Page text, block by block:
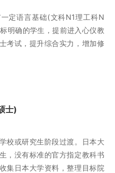
定语言基础(文科N1理工科N
明确的学生，提前进入心仪教
考试，提升综合实力，增加修
士)
校或研究生阶段过渡。日本大
，没有标准的官方指定教科书
集日本大学资料，整理目标院